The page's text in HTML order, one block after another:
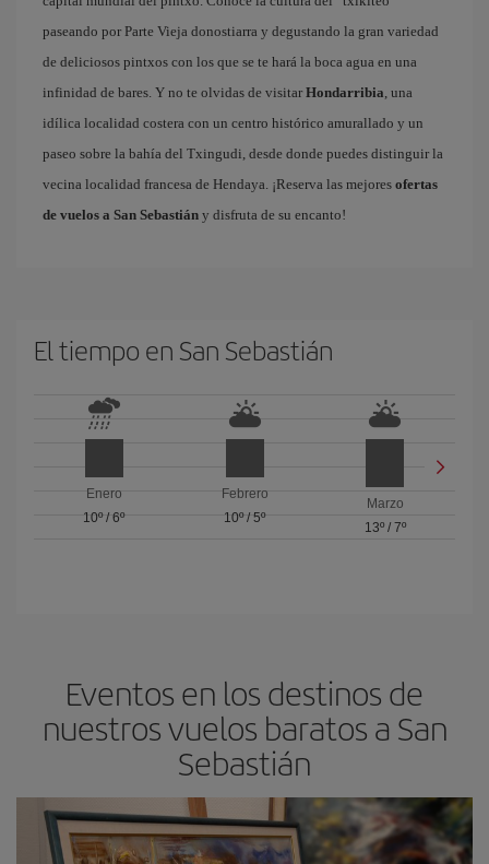
paseando por Parte Vieja donostiarra y degustando la gran variedad
de deliciosos pintxos con los que se te hará la boca agua en una
infinidad de bares. Y no te olvidas de visitar Hondarribia, una
idílica localidad costera con un centro histórico amurallado y un
paseo sobre la bahía del Txingudi, desde donde puedes distinguir la
vecina localidad francesa de Hendaya. ¡Reserva las mejores ofertas
de vuelos a San Sebastián y disfruta de su encanto!
El tiempo en San Sebastián
Enero
10º/6º
Febrero
10º/ 5º
Marzo
13º/ 7º
Eventos en los destinos de
nuestros vuelos baratos a San
Sebastián